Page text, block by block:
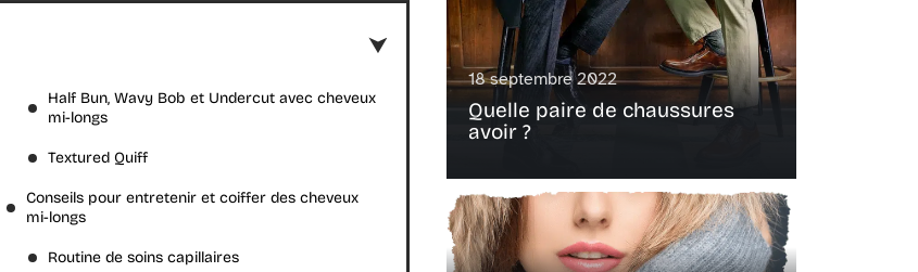
Half Bun, Wavy Bob et Undercut avec cheveux
mi-longs
Textured Quiff
Conseils pour entretenir et coiffer des cheveux
mi-longs
Routine de soins capillaires
18 septembre 2022
Quelle paire de chaussures
avoir ?